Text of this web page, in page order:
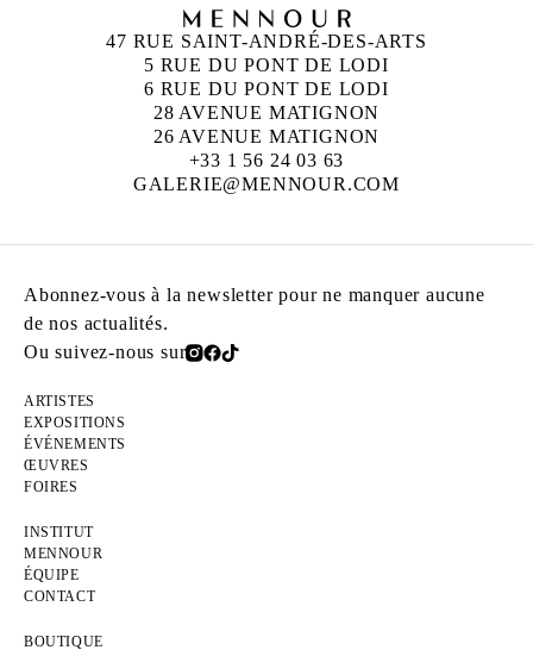
47 RUE SAINT-ANDRÉ-DES-ARTS
5 RUE DU PONT DE LODI
6 RUE DU PONT DE LODI
28 AVENUE MATIGNON
26 AVENUE MATIGNON
+33 1 56 24 03 63
GALERIE@MENNOUR.COM
Abonnez-vous à la newsletter pour ne manquer aucune
de nos actualités.
Ou suivez-nous sur
ARTISTES
EXPOSITIONS
ÉVÉNEMENTS
ŒUVRES
FOIRES
INSTITUT
MENNOUR
ÉQUIPE
CONTACT
BOUTIQUE